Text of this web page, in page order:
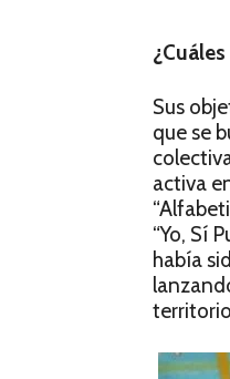
Sus
que se
activa
“Yo, Sí
había